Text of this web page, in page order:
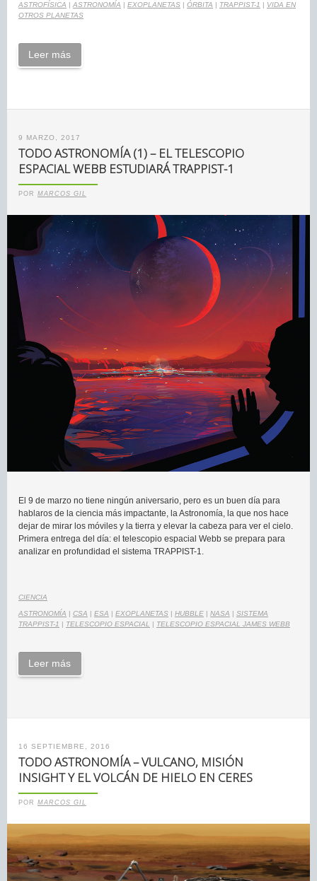
ASTROFÍSICA ASTRONOMÍA EXOPLANETAS ÓRBITA TRAPPIST-1
VIDA EN
OTROS PLANETAS
Leer más
9 MARZO, 2017
TODO ASTRONOMÍA (1) – EL TELESCOPIO
ESPACIAL WEBB ESTUDIARÁ TRAPPIST-1
POR MARCOS GIL
El 9 de marzo no tiene ningún aniversario, pero es un buen día para
hablaros de la ciencia más impactante, la Astronomía, la que nos hace
dejar de mirar los móviles y la tierra y elevar la cabeza para ver el cielo.
Primera entrega del día: el telescopio espacial Webb se prepara para
analizar en profundidad el sistema TRAPPIST-1.
CIENCIA
ASTRONOMÍA | CSA | ESA | EXOPLANETAS | HUBBLE | NASA | SISTEMA
TRAPPIST-1 | TELESCOPIO ESPACIAL | TELESCOPIO ESPACIAL JAMES WEBB
Leer más
16 SEPTIEMBRE, 2016
TODO ASTRONOMÍA – VULCANO, MISIÓN
INSIGHT Y EL VOLCÁN DE HIELO EN CERES
POR MARCOS GIL